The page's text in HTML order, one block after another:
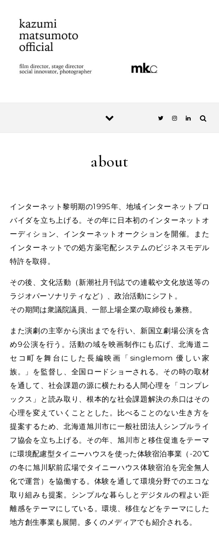
about
インターネット黎明期の1995年、地域インターネットプロ
バイダを立ち上げる。その年に日本初のインターネットオ
ーディション、インターネットオークションを開催。また
インターネットでの処方薬宅配システムのビジネスモデル
特許を取得。
その後、文化活動（新潮社月刊誌での連載や文化放送等の
ラジオパーソナリティなど）、政治活動にシフト。
その期間は衆議院議員、一部上場企業の取締役も兼務。
また演劇の主宰から演出までを行い、新国立劇場公演を含
め9公演を行う。活動の域を映画制作にも広げ、北海道ニ
セコ町を舞台にした長編映画「singlemom 優しい家
族。」を監督し、全国ロードショーされる。その時の取材
を通して、社会課題の源に横たわる人間心理を「コンプレ
ックス」と読み取り、根本的な社会課題解決の糸口はその
心理を変えていくこととした。比べることのない生き方を
提案するため、北海道旭川市に一般社団法人シンプルライ
フ協会を立ち上げる。その年、旭川市と移住促進をテーマ
に環境配慮型タイニーハウスを使った体験宿泊事業（-20℃
の冬に旭川駅前広場でタイニーハウス体験宿泊を完全無人
化で運営）を協働する。体験を通して環境分野でのエコな
取り組みも提案。シンプルな暮らしとデジタルの程よい距
離感をテーマにしている。環境、移住などをテーマにした
地方創生事業も展開。多くのメディアでも紹介される。